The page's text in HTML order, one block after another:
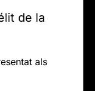
de la
als